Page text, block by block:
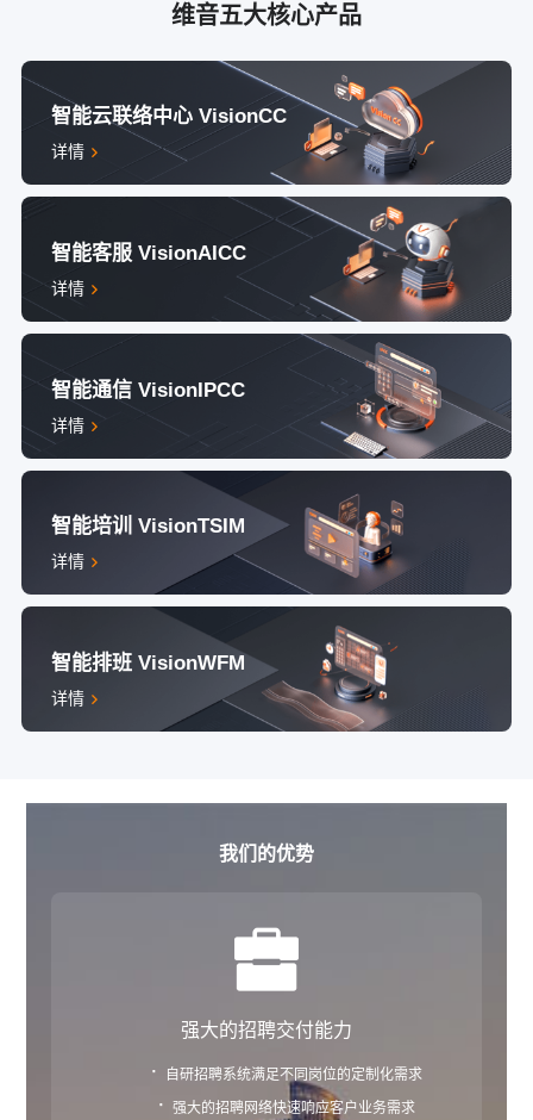
维音五大核心产品
智能云联络中心 VisionCC
详情
智能客服 VisionAICC
详情
智能通信 VisionIPCC
详情
智能培训 VisionTSIM
详情
智能排班 VisionWFM
详情
我们的优势
强大的招聘交付能力
· 自研招聘系统满足不同岗位的定制化需求
· 强大的招聘网络快速响应客户业务需求